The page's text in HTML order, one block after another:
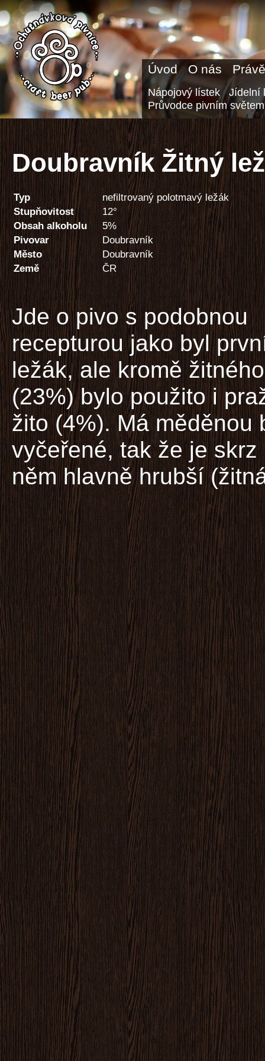
Úvod O nás
Nápojový lístek
Jídelní
Průvodce pivním světem
Doubravník Žitný
Typ
nefiltrovaný polotmavý ležák
Stupňovitost
12°
Obsah alkoholu
5%
Pivovar
Doubravník
Město
Doubravník
Země
ČR
Jde o pivo s podobnou
recepturou jako byl
ležák, ale kromě
(23%) bylo použito i
žito (4%). Má měděnou
vyčeřené, tak že je
něm hlavně hrubší